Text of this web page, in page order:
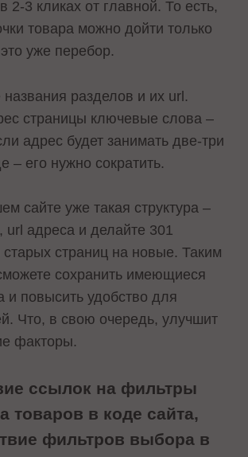
2-3 кликах от главной. То есть,
товара можно дойти только
уже перебор.
разделов и их url.
страницы ключевые слова –
адрес будет занимать две-три
– его нужно сократить.
сайте уже такая структура –
url адреса и делайте 301
страниц на новые. Таким
сохранить имеющиеся
и повысить удобство для
Что, в свою очередь, улучшит
факторы.
ссылок на фильтры
товаров в коде сайта,
фильтров выбора в